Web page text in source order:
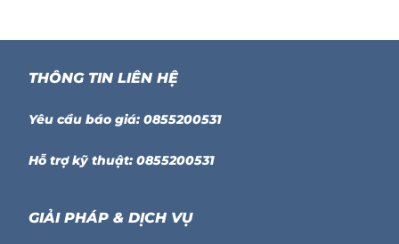
THÔNG TIN LIÊN HỆ
Yêu cầu báo giá: 0855200531
Hỗ trợ kỹ thuật: 0855200531
GIẢI PHÁP & DỊCH VỤ